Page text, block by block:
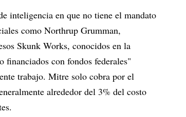
inteligencia en que no tiene el mandato
como Northrup Grumman,
Skunk Works, conocidos en la
con fondos federales"
trabajo. Mitre solo cobra por el
alrededor del 3% del costo